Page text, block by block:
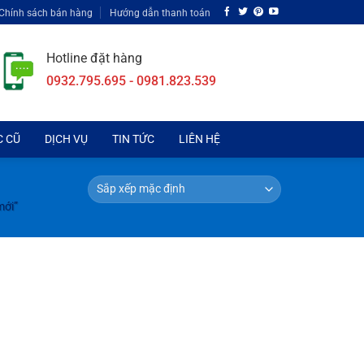
sách bán hàng Hướng dẫn thanh toán
Hotline đặt hàng
0932.795.695 - 0981.823.539
CŨ DỊCH VỤ TIN TỨC LIÊN HỆ